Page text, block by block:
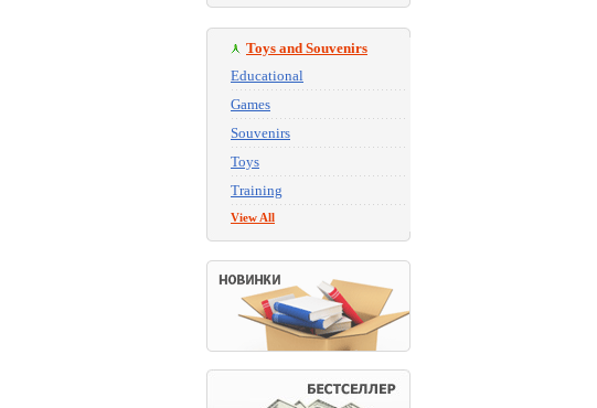
Toys and Souvenirs
Educational
Games
Souvenirs
Toys
Training
View All